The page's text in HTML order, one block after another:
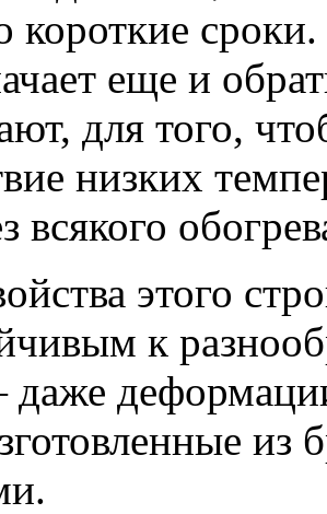
короткие
еще и
для того,
низких
всякого
этого
к